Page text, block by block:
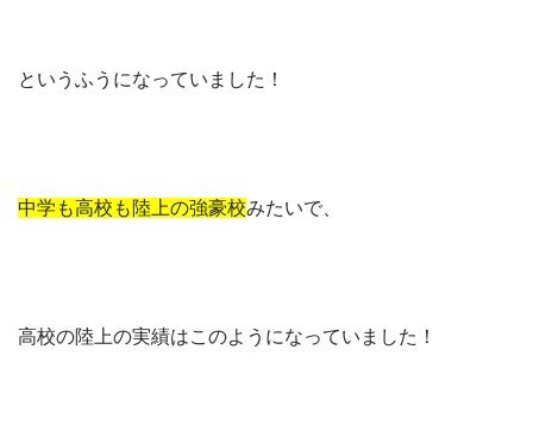
というふうになっていました！
中学も高校も陸上の強豪校みたいで、
高校の陸上の実績はこのようになっていました！